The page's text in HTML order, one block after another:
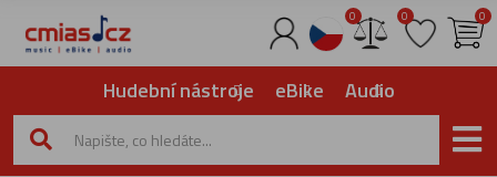
0 0 0
Hudební nástroje eBike Audio